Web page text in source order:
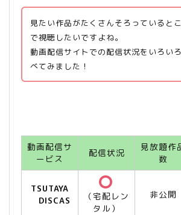
見たい作品がたくさんそろっていると
で視聴したいですよね。
動画配信サイトでの配信状況をいろい
べてみました！
動画配信サ
ービス
配信状況
見放題作
数
TSUTAYA
DISCAS
（宅配レン
タル）
非公開